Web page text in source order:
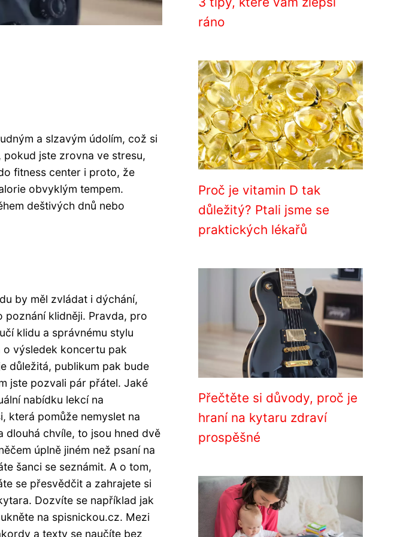
a slzavým údolím, což si
jste zrovna ve stresu,
fitness center i proto, že
obvyklým tempem.
deštivých dnů nebo
by měl zvládat i dýchání,
poznání klidněji. Pravda, pro
klidu a správnému stylu
o výsledek koncertu pak
důležitá, publikum pak bude
jste pozvali pár přátel. Jaké
nabídku lekcí na
která pomůže nemyslet na
dlouhá chvíle, to jsou hned dvě
úplně jiném než psaní na
šanci se seznámit. A o tom,
se přesvědčit a zahrajete si
Dozvíte se například jak
na spisnickou.cz. Mezi
a texty se naučíte bez
ráno
Proč je vitamin D tak
důležitý? Ptali jsme se
praktických lékařů
Přečtěte si důvody, proč je
hraní na kytaru zdraví
prospěšné